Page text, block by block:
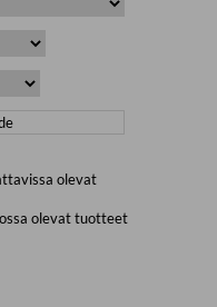
olevat
olevat tuotteet